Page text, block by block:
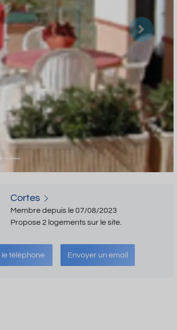
Suivant
Cortes
Membre depuis le 07/08/2023
Propose 2 logements sur le site.
le téléphone Envoyer un email